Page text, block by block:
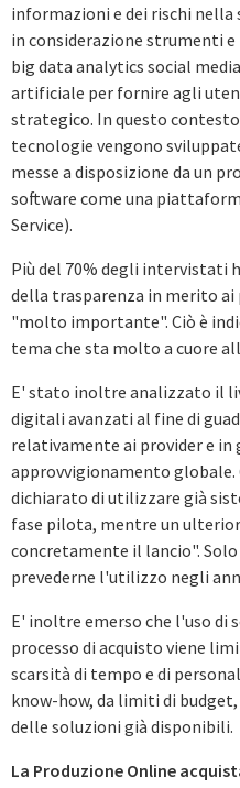
informazioni e dei rischi nella
in considerazione strumenti
big data analytics social
artificiale per fornire agli
strategico. In questo
tecnologie vengono
messe a disposizione da un
software come una
Service).
Più del 70% degli intervistati
della trasparenza in merito
"molto importante". Ciò è
tema che sta molto a cuore
E' stato inoltre analizzato il
digitali avanzati al fine di
relativamente ai provider e in
approvvigionamento
dichiarato di utilizzare già
fase pilota, mentre un
concretamente il lancio".
prevederne l'utilizzo negli
E' inoltre emerso che l'uso di
processo di acquisto viene
scarsità di tempo e di
know-how, da limiti di
delle soluzioni già disponibili.
La Produzione Online